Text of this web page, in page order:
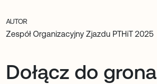
AUTOR
Zespół Organizacyjny Zjazdu PTHiT 2025
Dołącz do grona